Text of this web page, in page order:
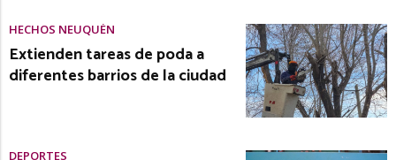
HECHOS NEUQUÉN
Extienden tareas de poda a
diferentes barrios de la ciudad
DEPORTES